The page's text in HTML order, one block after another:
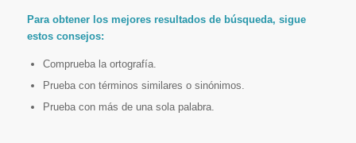
Para obtener los mejores resultados de búsqueda, sigue
estos consejos:
Comprueba la ortografía.
Prueba con términos similares o sinónimos.
Prueba con más de una sola palabra.